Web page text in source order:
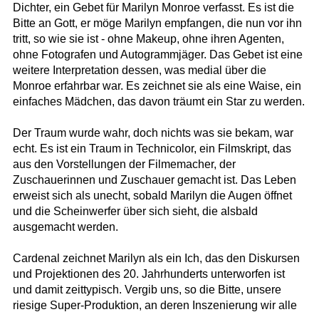
Dichter, ein Gebet für Marilyn Monroe verfasst. Es ist die
Bitte an Gott, er möge Marilyn empfangen, die nun vor ihn
tritt, so wie sie ist - ohne Makeup, ohne ihren Agenten,
ohne Fotografen und Autogrammjäger. Das Gebet ist eine
weitere Interpretation dessen, was medial über die
Monroe erfahrbar war. Es zeichnet sie als eine Waise, ein
einfaches Mädchen, das davon träumt ein Star zu werden.
Der Traum wurde wahr, doch nichts was sie bekam, war
echt. Es ist ein Traum in Technicolor, ein Filmskript, das
aus den Vorstellungen der Filmemacher, der
Zuschauerinnen und Zuschauer gemacht ist. Das Leben
erweist sich als unecht, sobald Marilyn die Augen öffnet
und die Scheinwerfer über sich sieht, die alsbald
ausgemacht werden.
Cardenal zeichnet Marilyn als ein Ich, das den Diskursen
und Projektionen des 20. Jahrhunderts unterworfen ist
und damit zeittypisch. Vergib uns, so die Bitte, unsere
riesige Super-Produktion, an deren Inszenierung wir alle